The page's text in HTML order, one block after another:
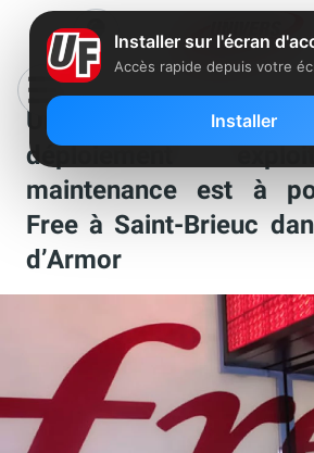
Un poste de
déploiement
maintenance est à
Free à Saint-Brieuc
d’Armor
Installer sur l'écran
Accès rapide depuis votre
Installer